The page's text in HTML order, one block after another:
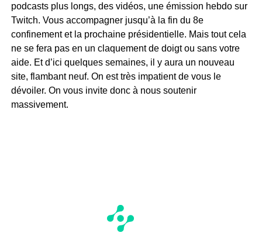
podcasts plus longs, des vidéos, une émission hebdo sur
Twitch. Vous accompagner jusqu’à la fin du 8e
confinement et la prochaine présidentielle. Mais tout cela
ne se fera pas en un claquement de doigt ou sans votre
aide. Et d’ici quelques semaines, il y aura un nouveau
site, flambant neuf. On est très impatient de vous le
dévoiler. On vous invite donc à nous soutenir
massivement.